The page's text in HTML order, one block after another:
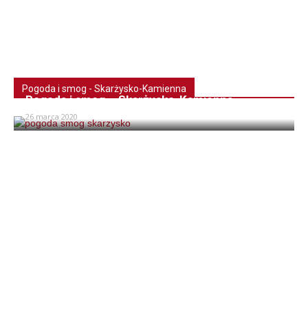
Pogoda i smog - Skarżysko-Kamienna
Pogoda i smog – Skarżysko-Kamienna
26 marca 2020